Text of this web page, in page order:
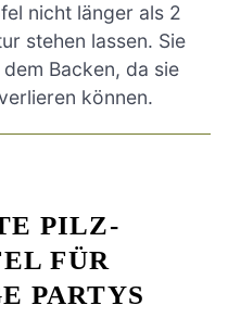
nicht länger als 2
stehen lassen. Sie
Backen, da sie
können.
PILZ-
FÜR
PARTYS